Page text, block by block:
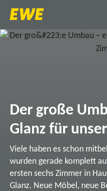
Der große
Glanz für
Viele haben es schon
wurden gerade komplett
ersten sechs Zimmer in
Glanz. Neue Möbel, neue